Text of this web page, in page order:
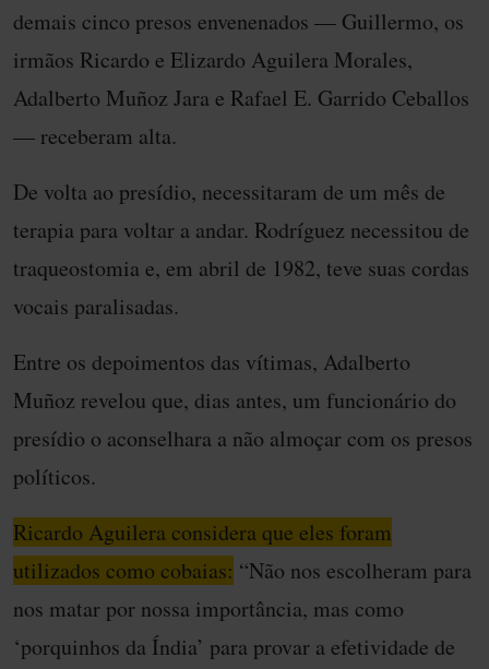
demais cinco presos envenenados — Guillermo, os
irmãos Ricardo e Elizardo Aguilera Morales,
Adalberto Muñoz Jara e Rafael E. Garrido Ceballos
— receberam alta.
De volta ao presídio, necessitaram de um mês de
terapia para voltar a andar. Rodríguez necessitou de
traqueostomia e, em abril de 1982, teve suas cordas
vocais paralisadas.
Entre os depoimentos das vítimas, Adalberto
Muñoz revelou que, dias antes, um funcionário do
presídio o aconselhara a não almoçar com os presos
políticos.
Ricardo Aguilera considera que eles foram
utilizados como cobaias: “Não nos escolheram para
nos matar por nossa importância, mas como
‘porquinhos da Índia’ para provar a efetividade de